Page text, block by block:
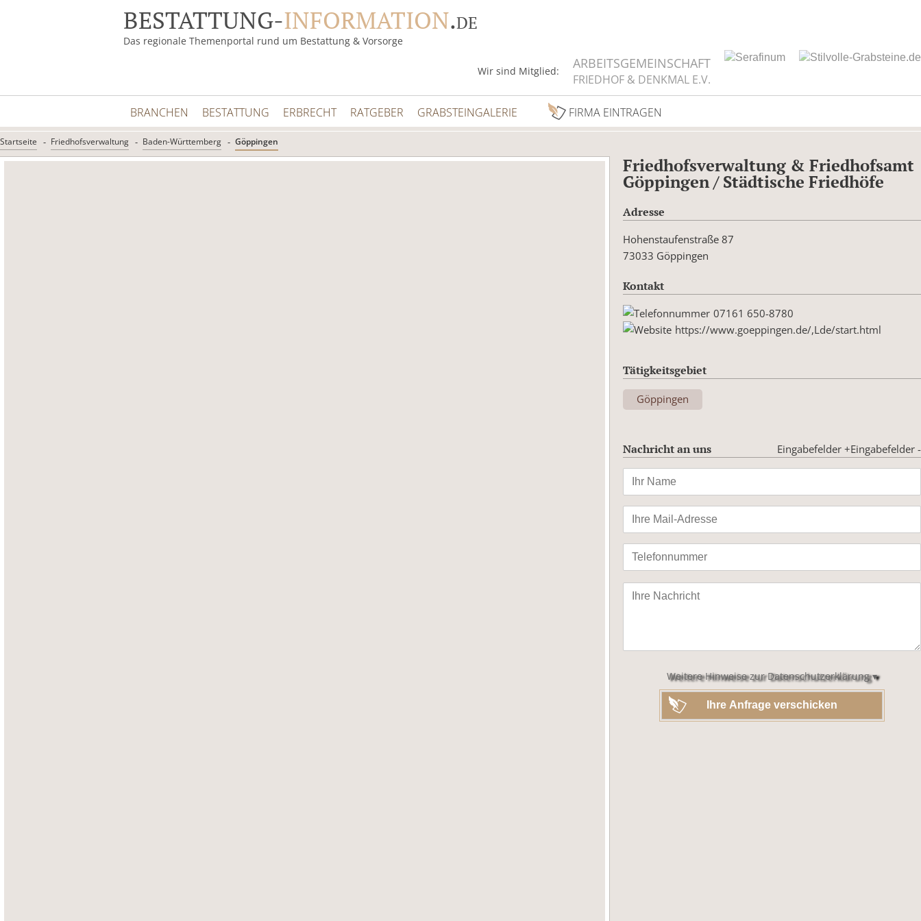
BESTATTUNG-INFORMATION.DE
Das regionale Themenportal rund um Bestattung & Vorsorge
Wir sind Mitglied: ARBEITSGEMEINSCHAFT
FRIEDHOF & DENKMAL E.V.
BRANCHEN BESTATTUNG ERBRECHT RATGEBER GRABSTEINGALERIE FIRMA EINTRAGEN
Startseite Friedhofsverwaltung Baden-Württemberg Göppingen
Friedhofsverwaltung & Friedhofsamt
Göppingen / Städtische Friedhöfe
Adresse
Hohenstaufenstraße 87
73033 Göppingen
Kontakt
07161 650-8780
https://www.goeppingen.de/,Lde/start.html
Tätigkeitsgebiet
Göppingen
Nachricht an uns Eingabefelder -
Eingabefelder +
Bitte
lasse
leer.
Weitere Hinweise zur Datenschutzerklärung ▾